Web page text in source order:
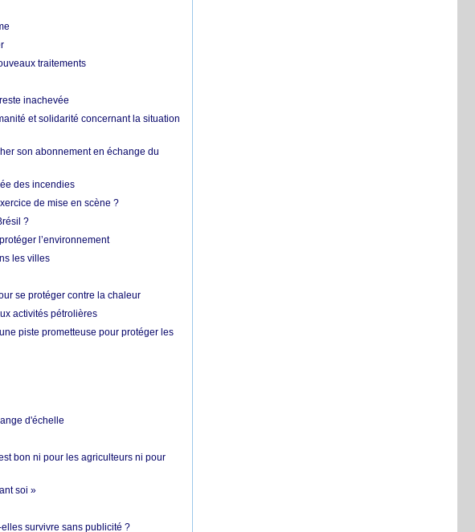
traitements
inachevée
et solidarité concernant la situation
son abonnement en échange du
des incendies
de mise en scène ?
?
l’environnement
les villes
se protéger contre la chaleur
activités pétrolières
piste prometteuse pour protéger les
d'échelle
bon ni pour les agriculteurs ni pour
soi »
survivre sans publicité ?